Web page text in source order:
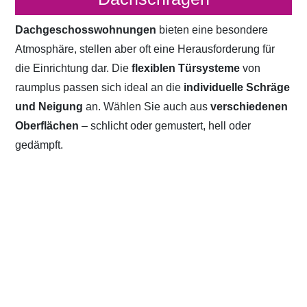
Dachgeschosswohnungen bieten eine besondere
Atmosphäre, stellen aber oft eine Herausforderung für
die Einrichtung dar. Dieflexiblen Türsystemevon
raumplus passen sich ideal an die individuelle Schräge
und Neigung an. Wählen Sie auch ausverschiedenen
Oberflächen – schlicht oder gemustert, hell oder
gedämpft.